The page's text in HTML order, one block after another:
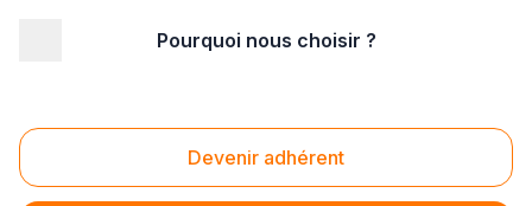
Pourquoi nous choisir ?
Devenir adhérent